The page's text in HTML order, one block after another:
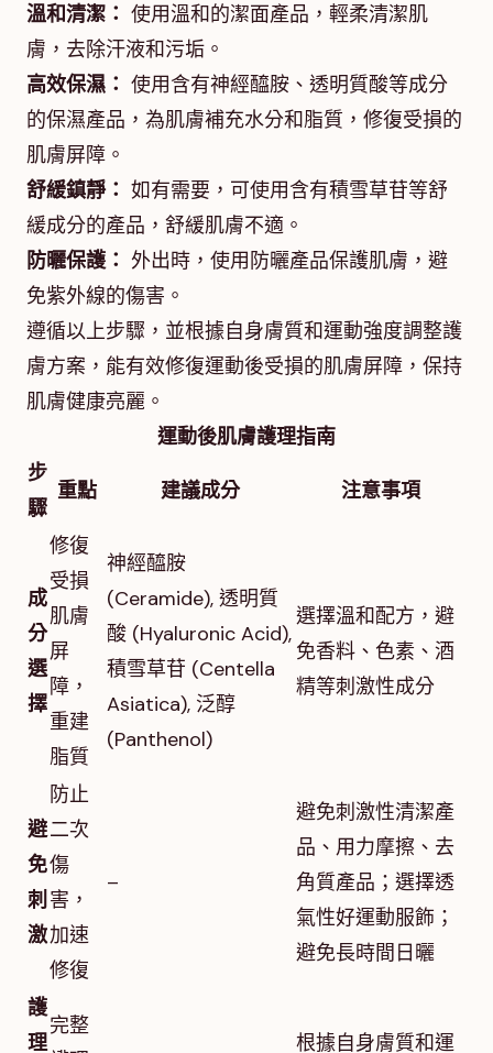
溫和清潔： 使用溫和的潔面產品，輕柔清潔肌
膚，去除汗液和污垢。
高效保濕： 使用含有神經醯胺、透明質酸等成分
的保濕產品，為肌膚補充水分和脂質，修復受損的
肌膚屏障。
舒緩鎮靜： 如有需要，可使用含有積雪草苷等舒
緩成分的產品，舒緩肌膚不適。
防曬保護： 外出時，使用防曬產品保護肌膚，避
免紫外線的傷害。
遵循以上步驟，並根據自身膚質和運動強度調整護
膚方案，能有效修復運動後受損的肌膚屏障，保持
肌膚健康亮麗。
運動後肌膚護理指南
步
驟
重點 建議成分 注意事項
成
分
選
擇
修復
受損
肌膚
屏
障，
重建
脂質
神經醯胺
(Ceramide), 透明質
酸 (Hyaluronic Acid),
積雪草苷 (Centella
Asiatica), 泛醇
(Panthenol)
選擇溫和配方，避
免香料、色素、酒
精等刺激性成分
避
免
刺
激
防止
二次
傷
害，
加速
修復
–
避免刺激性清潔產
品、用力摩擦、去
角質產品；選擇透
氣性好運動服飾；
避免長時間日曬
護
理
完整
根據自身膚質和運